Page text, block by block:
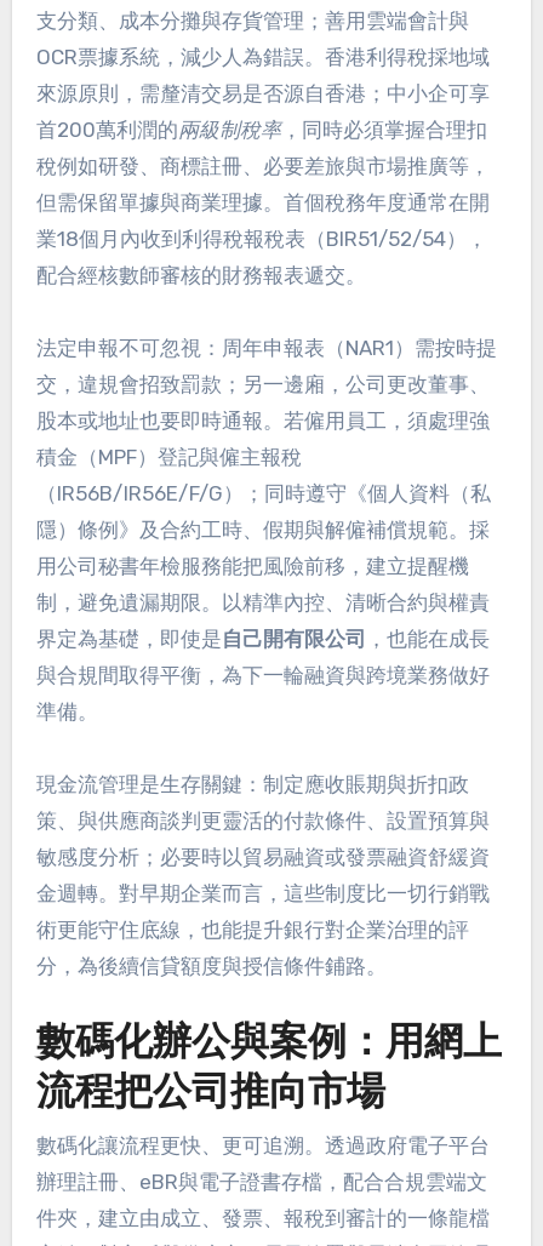
支分類、成本分攤與存貨管理；善用雲端會計與
OCR票據系統，減少人為錯誤。香港利得稅採地域
來源原則，需釐清交易是否源自香港；中小企可享
首200萬利潤的兩級制稅率，同時必須掌握合理扣
稅例如研發、商標註冊、必要差旅與市場推廣等，
但需保留單據與商業理據。首個稅務年度通常在開
業18個月內收到利得稅報稅表（BIR51/52/54），
配合經核數師審核的財務報表遞交。
法定申報不可忽視：周年申報表（NAR1）需按時提
交，違規會招致罰款；另一邊廂，公司更改董事、
股本或地址也要即時通報。若僱用員工，須處理強
積金（MPF）登記與僱主報稅
（IR56B/IR56E/F/G）；同時遵守《個人資料（私
隱）條例》及合約工時、假期與解僱補償規範。採
用公司秘書年檢服務能把風險前移，建立提醒機
制，避免遺漏期限。以精準內控、清晰合約與權責
界定為基礎，即使是自己開有限公司 ，也能在成長
與合規間取得平衡，為下一輪融資與跨境業務做好
準備。
現金流管理是生存關鍵：制定應收賬期與折扣政
策、與供應商談判更靈活的付款條件、設置預算與
敏感度分析；必要時以貿易融資或發票融資舒緩資
金週轉。對早期企業而言，這些制度比一切行銷戰
術更能守住底線，也能提升銀行對企業治理的評
分，為後續信貸額度與授信條件鋪路。
數碼化辦公與案例：用網上
流程把公司推向市場
數碼化讓流程更快、更可追溯。透過政府電子平台
辦理註冊、eBR與電子證書存檔，配合合規雲端文
件夾，建立由成立、發票、報稅到審計的一條龍檔